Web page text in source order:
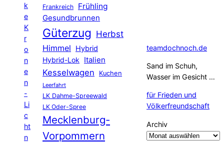
k
e
K
r
o
n
e
n
-
Li
c
ht
n
Frankreich Frühling
Gesundbrunnen
Güterzug Herbst
Himmel
Hybrid
Hybrid-Lok Italien
Kesselwagen Kuchen
Leerfahrt
LK Dahme-Spreewald
LK Oder-Spree
Mecklenburg-
Vorpommern
teamdochnoch.de
Sand im Schuh,
Wasser im Gesicht …
für Frieden und
Völkerfreundschaft
Archiv